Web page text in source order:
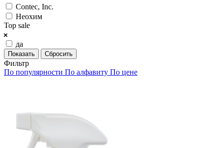
Contec, Inc.
Неохим
Top sale
да
Сбросить
Фильтр
По популярности По алфавиту По цене